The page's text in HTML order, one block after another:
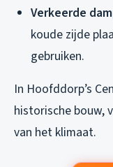
Verkeerde
koude zijde
gebruiken.
In Hoofddorp’s
historische bouw,
van het klimaat.